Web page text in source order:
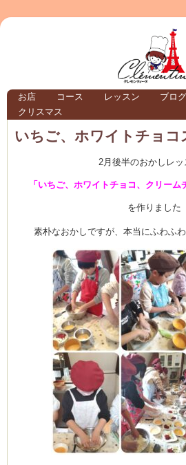
クレモンティーヌ – 新百合ヶ
室・テイクアウト
お店 コース レッスン ブログ
クリスマス
いちご、ホワイトチョコ
2月後半のおかしレッ
「いちご、ホワイトチョコ、クリーム
を作りました
素朴なおかしですが、本当にふわふ